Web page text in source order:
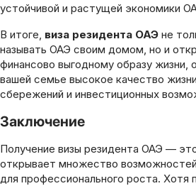
устойчивой и растущей экономики
В итоге, виза резидента ОАЭ не
называть ОАЭ своим домом, но и
финансово выгодному образу жизни,
вашей семье высокое качество
сбережений и инвестиционных
Заключение
Получение визы резидента ОАЭ —
открывает множество возможностей
для профессионального роста.